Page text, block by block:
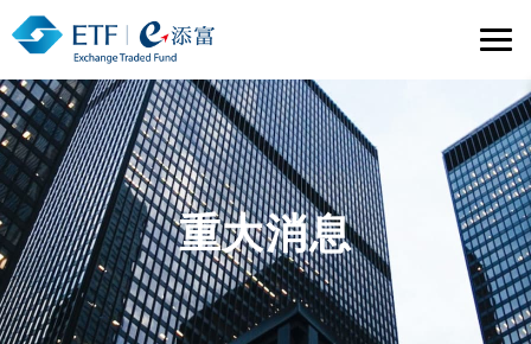
重大消息